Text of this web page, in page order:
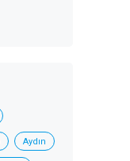
Aydın